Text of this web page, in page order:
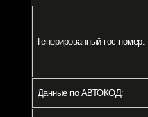
Генерированный гос номер:
Данные по АВТОКОД: